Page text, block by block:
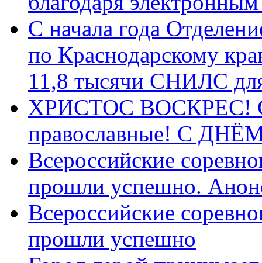
С начала года
по Краснодарскому
11,8 тысячи СНИЛС
ХРИСТОС ВОСКРЕС! С
православные! C
Всероссийские
прошли успешно.
Всероссийские
прошли успешно